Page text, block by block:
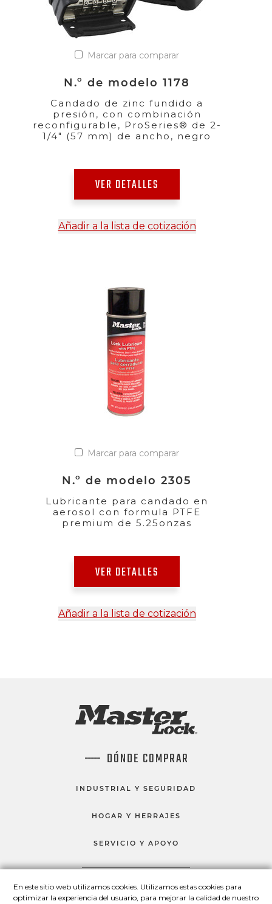
En este sitio web utilizamos cookies. Utilizamos estas cookies para
optimizar la experiencia del usuario, para mejorar la calidad de nuestro
Marcar para comparar
N.º de modelo 1178
Candado de zinc fundido a
presión, con combinación
reconfigurable, ProSeries® de 2-
1/4" (57 mm) de ancho, negro
VER DETALLES
Añadir a la lista de cotización
Marcar para comparar
N.º de modelo 2305
Lubricante para candado en
aerosol con formula PTFE
premium de 5.25onzas
VER DETALLES
Añadir a la lista de cotización
DÓNDE COMPRAR
INDUSTRIAL Y SEGURIDAD
HOGAR Y HERRAJES
SERVICIO Y APOYO
HABLEMOS